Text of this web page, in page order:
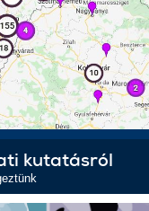
kutatásról